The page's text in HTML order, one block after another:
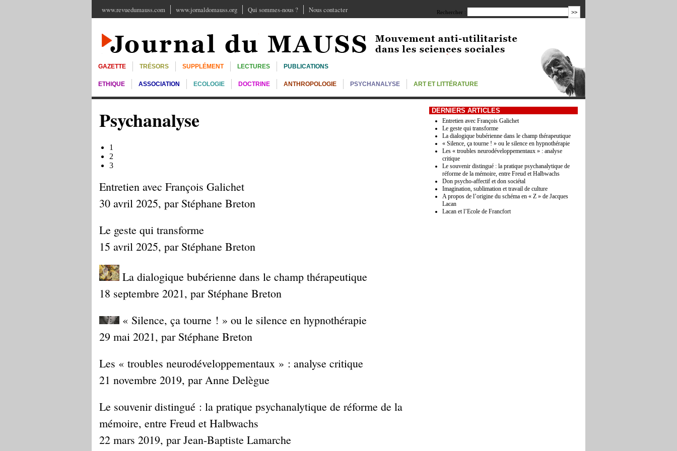
www.revuedumauss.com www.jornaldomauss.org Qui sommes-nous ? Nous contacter Rechercher :
GAZETTE TRÉSORS SUPPLÉMENT LECTURES PUBLICATIONS
ETHIQUE ASSOCIATION ECOLOGIE DOCTRINE ANTHROPOLOGIE PSYCHANALYSE ART ET LITTÉRATURE
Psychanalyse
1
2
3
Entretien avec François Galichet
30 avril 2025, par Stéphane Breton
Le geste qui transforme
15 avril 2025, par Stéphane Breton
La dialogique bubérienne dans le champ thérapeutique
18 septembre 2021, par Stéphane Breton
« Silence, ça tourne ! » ou le silence en hypnothérapie
29 mai 2021, par Stéphane Breton
Les « troubles neurodéveloppementaux » : analyse critique
21 novembre 2019, par Anne Delègue
Le souvenir distingué : la pratique psychanalytique de réforme de la
mémoire, entre Freud et Halbwachs
22 mars 2019, par Jean-Baptiste Lamarche
DERNIERS ARTICLES
Entretien avec François Galichet
Le geste qui transforme
La dialogique bubérienne dans le champ thérapeutique
« Silence, ça tourne ! » ou le silence en hypnothérapie
Les « troubles neurodéveloppementaux » : analyse
critique
Le souvenir distingué : la pratique psychanalytique de
réforme de la mémoire, entre Freud et Halbwachs
Don psycho-affectif et don sociétal
Imagination, sublimation et travail de culture
A propos de l’origine du schéma en « Z » de Jacques
Lacan
Lacan et l’Ecole de Francfort